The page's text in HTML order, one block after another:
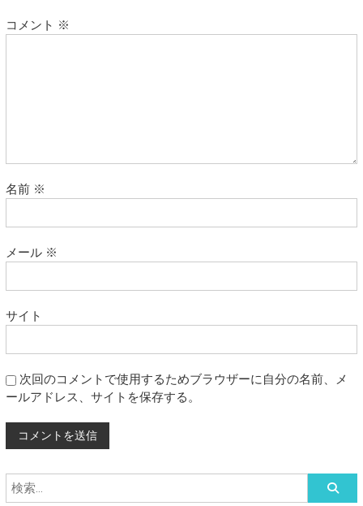
コメント ※
名前 ※
メール ※
サイト
次回のコメントで使用するためブラウザーに自分の名前、メ
ールアドレス、サイトを保存する。